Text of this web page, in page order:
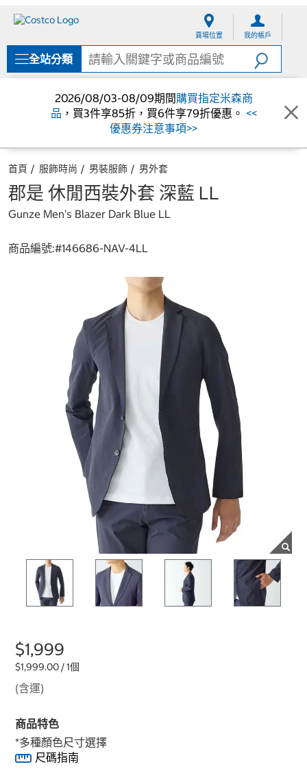
單
賣場位置 我的帳戶
全站分類
2026/08/03-08/09期間購買指定米森商
品 ，買3件享85折，買6件享79折優惠。 <<
優惠券注意事項>>
首頁 服飾時尚 男裝服飾 男外套
郡是 休閒西裝外套 深藍 LL
Gunze Men's Blazer Dark Blue LL
商品編號:#146686-NAV-4LL
$1,999
$1,999.00 / 1個
(含運)
商品特色
*多種顏色尺寸選擇
尺碼指南